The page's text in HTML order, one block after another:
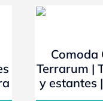
Comoda
Terrarum |
y estantes